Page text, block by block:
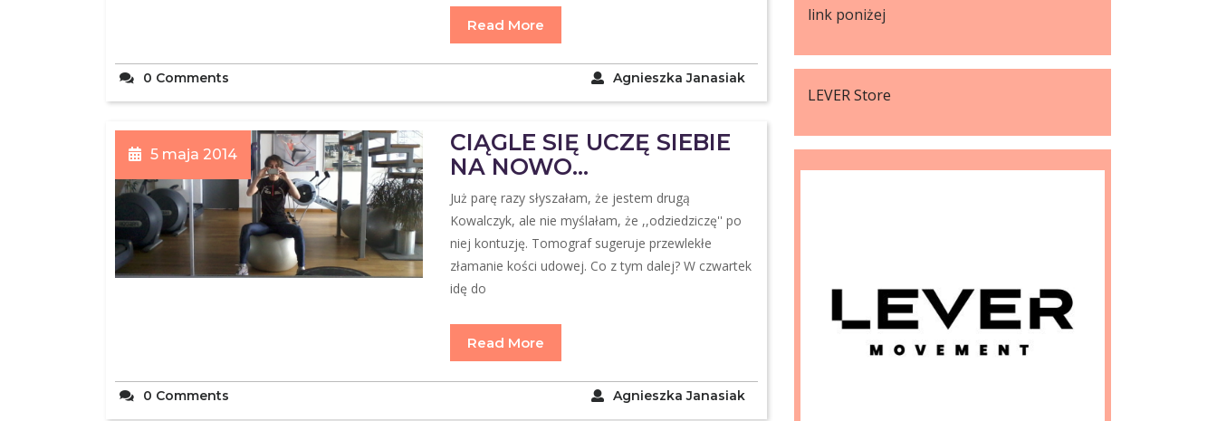
Read More
Agnieszka Janasiak
0 Comments
5 maja 2014
CIĄGLE SIĘ UCZĘ SIEBIE
NA NOWO…
Już parę razy słyszałam, że jestem drugą
Kowalczyk, ale nie myślałam, że ,,odziedziczę'' po
niej kontuzję. Tomograf sugeruje przewlekłe
złamanie kości udowej. Co z tym dalej? W czwartek
idę do
Read More
Agnieszka Janasiak
0 Comments
link poniżej
LEVER Store